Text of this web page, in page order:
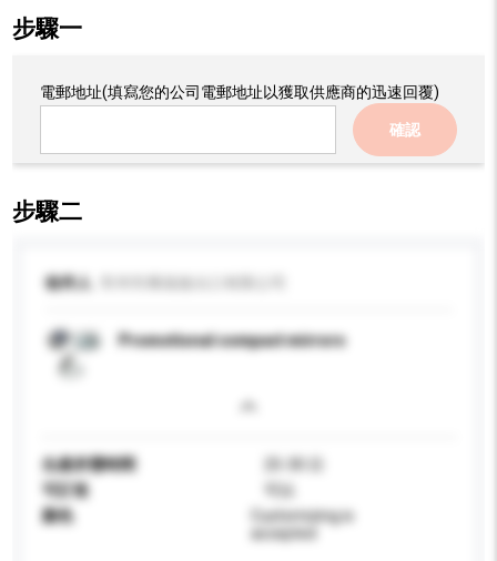
步驟一
電郵地址(填寫您的公司電郵地址以獲取供應商的迅速回覆)
確認
步驟二
收件人
Promotional compact mirrors
生產所需時間
25-30 日
可訂造
可以
顏色
Customizing is
accepted